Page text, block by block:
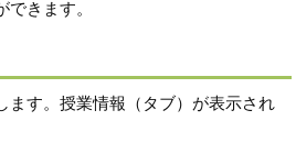
できます。
ます。授業情報（タブ）が表示され